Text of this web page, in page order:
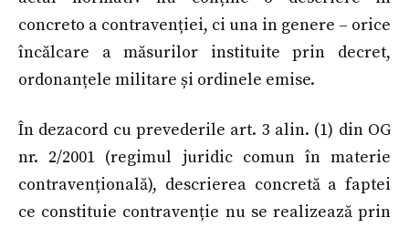
concreto a contravenției, ci una in genere – orice
încălcare a măsurilor instituite prin decret,
ordonanțele militare și ordinele emise.
În dezacord cu prevederile art. 3 alin. (1) din OG
nr. 2/2001 (regimul juridic comun în materie
contravențională), descrierea concretă a faptei
ce constituie contravenție nu se realizează prin